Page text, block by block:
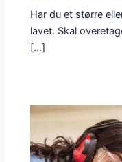
Har du et større
lavet. Skal
[…]